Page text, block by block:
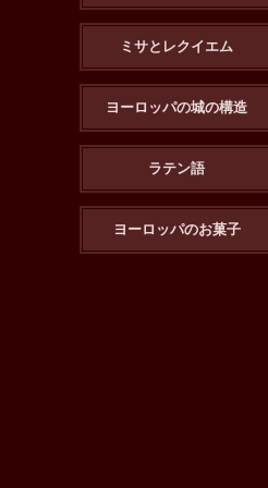
ミサとレクイエム
ヨーロッパの城の構造
ラテン語
ヨーロッパのお菓子